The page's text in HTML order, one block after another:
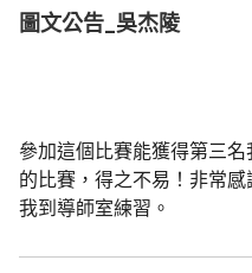
圖文公告_吳杰陵
參加這個比賽能獲得第三
的比賽，得之不易 ！ 非常感
我到導師室練習。